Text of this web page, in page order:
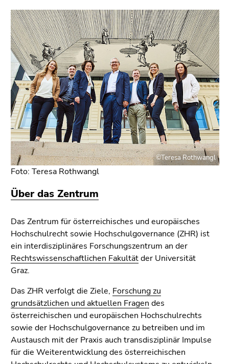
Sie diesen
Link.
Zum
Inhalt
(Zugriffstaste
1)
Zur
Positionsanzeige
(Zugriffstaste
2)
Zur
Hauptnavigation
(Zugriffstaste
Zur
(Zugriffstaste
4)
Zu
den
Zusatzinformationen
5)
Zu
den
Seiteneinstellungen
(Benutzer/Sprache)
(Zugriffstaste
Über das Zentrum
Das Zentrum für österreichisches und europäisches
Hochschulrecht sowie Hochschulgovernance (ZHR) ist
ein interdisziplinäres Forschungszentrum an der
Rechtswissenschaftlichen Fakultätder Universität
Graz.
Das ZHR verfolgt die Ziele, Forschung zu
grundsätzlichen und aktuellen Fragen des
österreichischen und europäischen Hochschulrechts
sowie der Hochschulgovernance zu betreiben und im
Austausch mit der Praxis auch transdisziplinär Impulse
für die Weiterentwicklung des österreichischen
©Teresa Rothwangl
Foto: Teresa Rothwangl